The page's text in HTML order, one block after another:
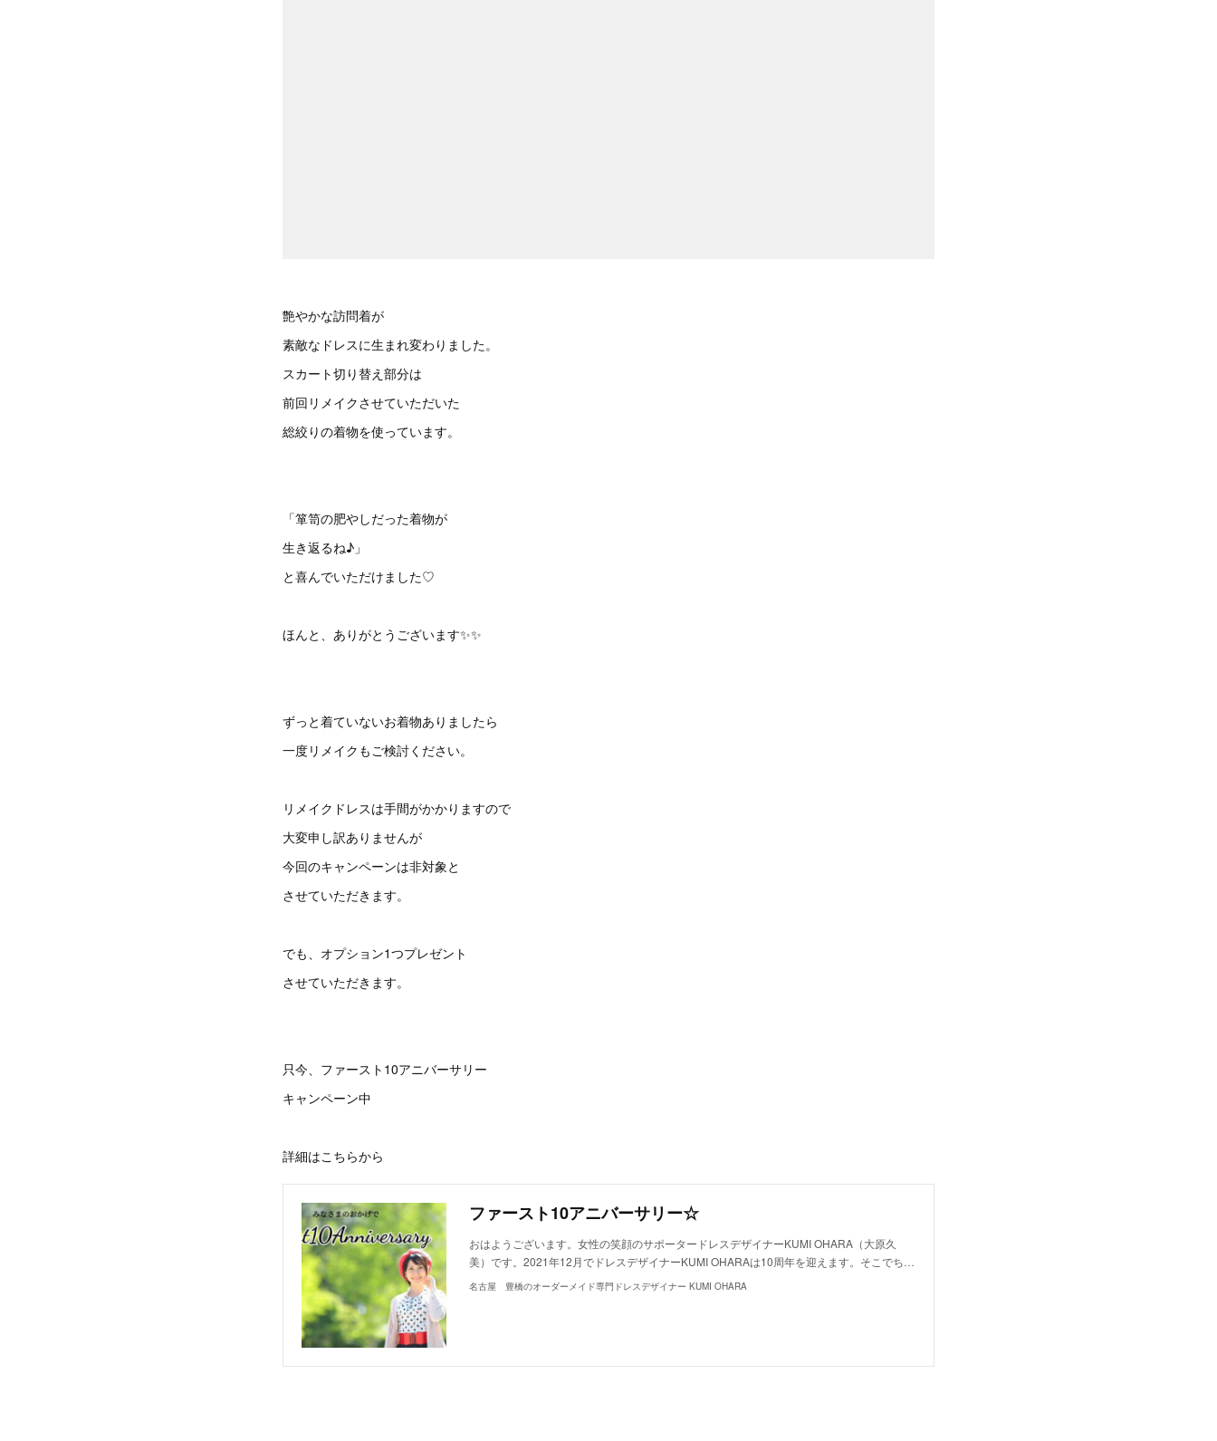
艶やかな訪問着が
素敵なドレスに生まれ変わりました。
スカート切り替え部分は
前回リメイクさせていただいた
総絞りの着物を使っています。
「箪笥の肥やしだった着物が
生き返るね♪」
と喜んでいただけました♡
ほんと、ありがとうございます✨✨
ずっと着ていないお着物ありましたら
一度リメイクもご検討ください。
リメイクドレスは手間がかかりますので
大変申し訳ありませんが
今回のキャンペーンは非対象と
させていただきます。
でも、オプション1つプレゼント
させていただきます。
只今、ファースト10アニバーサリー
キャンペーン中
詳細はこちらから
ファースト10アニバーサリー☆
おはようございます。女性の笑顔のサポータードレスデザイナーKUMI OHARA（大原久
美）です。2021年12月でドレスデザイナーKUMI OHARAは10周年を迎えます。そこでち…
名古屋 豊橋のオーダーメイド専門ドレスデザイナー KUMI OHARA